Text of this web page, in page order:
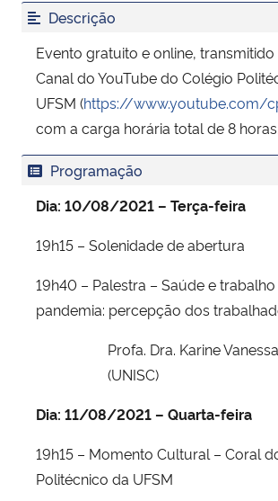
Descrição
Evento gratuito e online,
Canal do YouTube do Colégio
UFSM (https://www.youtube.com/
com a carga horária total de 8 horas.
Programação
Dia: 10/08/2021 – Terça-feira
19h15 – Solenidade de abertura
19h40 – Palestra – Saúde e trabalho
pandemia: percepção dos
Profa. Dra. Karine
(UNISC)
Dia: 11/08/2021 – Quarta-feira
19h15 – Momento Cultural – Coral
Politécnico da UFSM